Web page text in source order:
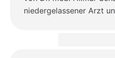
niedergelassener Arzt